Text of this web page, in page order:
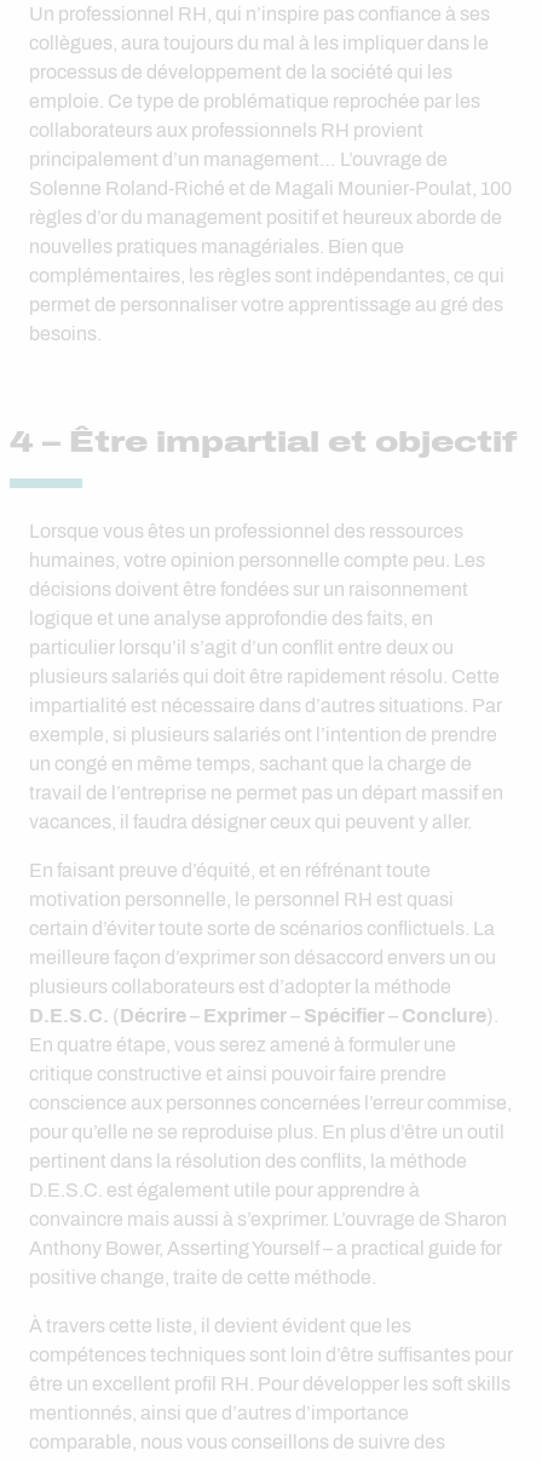
Un professionnel RH, qui n’inspire pas confiance à ses
collègues, aura toujours du mal à les impliquer dans le
processus de développement de la société qui les
emploie. Ce type de problématique reprochée par les
collaborateurs aux professionnels RH provient
principalement d’un management… L’ouvrage de
Solenne Roland-Riché et de Magali Mounier-Poulat, 100
règles d’or du management positif et heureux aborde de
nouvelles pratiques managériales. Bien que
complémentaires, les règles sont indépendantes, ce qui
permet de personnaliser votre apprentissage au gré des
besoins.
4 – Être impartial et objectif
Lorsque vous êtes un professionnel des ressources
humaines, votre opinion personnelle compte peu. Les
décisions doivent être fondées sur un raisonnement
logique et une analyse approfondie des faits, en
particulier lorsqu’il s’agit d’un conflit entre deux ou
plusieurs salariés qui doit être rapidement résolu. Cette
impartialité est nécessaire dans d’autres situations. Par
exemple, si plusieurs salariés ont l’intention de prendre
un congé en même temps, sachant que la charge de
travail de l’entreprise ne permet pas un départ massif en
vacances, il faudra désigner ceux qui peuvent y aller.
En faisant preuve d’équité, et en réfrénant toute
motivation personnelle, le personnel RH est quasi
certain d’éviter toute sorte de scénarios conflictuels. La
meilleure façon d’exprimer son désaccord envers un ou
plusieurs collaborateurs est d’adopter la méthode
D.E.S.C. (Décrire– Exprimer– Spécifier– Conclure).
En quatre étape, vous serez amené à formuler une
critique constructive et ainsi pouvoir faire prendre
conscience aux personnes concernées l’erreur commise,
pour qu’elle ne se reproduise plus. En plus d’être un outil
pertinent dans la résolution des conflits, la méthode
D.E.S.C. est également utile pour apprendre à
convaincre mais aussi à s’exprimer. L’ouvrage de Sharon
Anthony Bower, Asserting Yourself – a practical guide for
positive change, traite de cette méthode.
À travers cette liste, il devient évident que les
compétences techniques sont loin d’être suffisantes pour
être un excellent profil RH. Pour développer les soft skills
mentionnés, ainsi que d’autres d’importance
comparable, nous vous conseillons de suivre des